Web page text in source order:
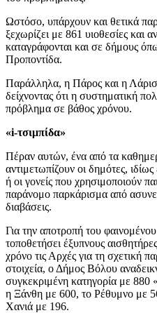
Ωστόσο, υπάρχουν και θετικά
ξεχωρίζει με 861 υιοθεσίες και
καταγράφονται και σε δήμους
Προποντίδα.
Παράλληλα, η Πάρος και η
δείχνοντας ότι η συστηματική
πρόβλημα σε βάθος χρόνου.
«i-τσιμπίδα»
Πέραν αυτών, ένα από τα
αντιμετωπίζουν οι δημότες,
ή οι γονείς που χρησιμοποιούν
παράνομο παρκάρισμα από
διαβάσεις.
Για την αποτροπή του
τοποθετήσει έξυπνους
χρόνο τις Αρχές για τη σχετική
στοιχεία, ο Δήμος Βόλου
συγκεκριμένη κατηγορία με 880
η Ξάνθη με 600, το Ρέθυμνο με
Χανιά με 196.